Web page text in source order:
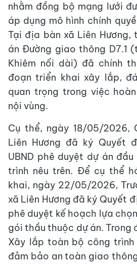
nhằm đồng bộ mạng lưới
áp dụng mô hình chính
Tại địa bàn xã Liên Hương,
án Đường giao thông D7.1
Khiêm nối dài) đã chính
đoạn triển khai xây lắp,
quan trọng trong việc
nội vùng.
Cụ thể, ngày 18/05/2026,
Liên Hương đã ký Quyết
UBND phê duyệt dự án
trình nêu trên. Để cụ thể
khai, ngày 22/05/2026,
xã Liên Hương đã ký Quyết
phê duyệt kế hoạch lựa
gói thầu thuộc dự án. Trong
Xây lắp toàn bộ công
đảm bảo an toàn giao